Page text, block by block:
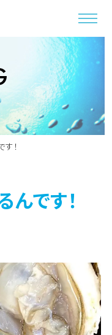
！
です！